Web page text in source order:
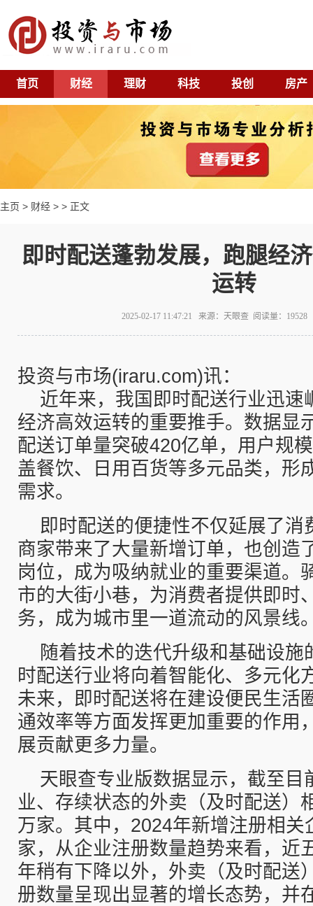
首页 财经 理财 科技 投创 房产
主页 > 财经 > > 正文
即时配送蓬勃发展，跑腿经
运转
2025-02-17 11:47:21 来源：天眼查 阅读量：
投资与市场(iraru.com)讯：
近年来，我国即时配送行业迅速
经济高效运转的重要推手。数据显
配送订单量突破420亿单，用户规
盖餐饮、日用百货等多元品类，形
需求。
即时配送的便捷性不仅延展了消
商家带来了大量新增订单，也创造
岗位，成为吸纳就业的重要渠道。
市的大街小巷，为消费者提供即时
务，成为城市里一道流动的风景线
随着技术的迭代升级和基础设施
时配送行业将向着智能化、多元化
未来，即时配送将在建设便民生活
通效率等方面发挥更加重要的作用
展贡献更多力量。
天眼查专业版数据显示，截至目
业、存续状态的外卖（及时配送）
万家。其中，2024年新增注册相关
家，从企业注册数量趋势来看，近
年稍有下降以外，外卖（及时配送
册数量呈现出显著的增长态势，并